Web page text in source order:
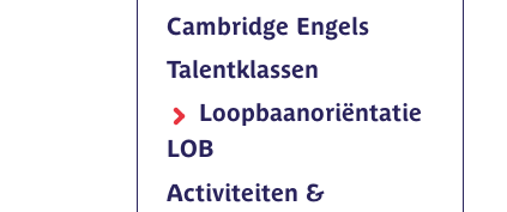
Cambridge Engels
Talentklassen
LOB
Activiteiten &